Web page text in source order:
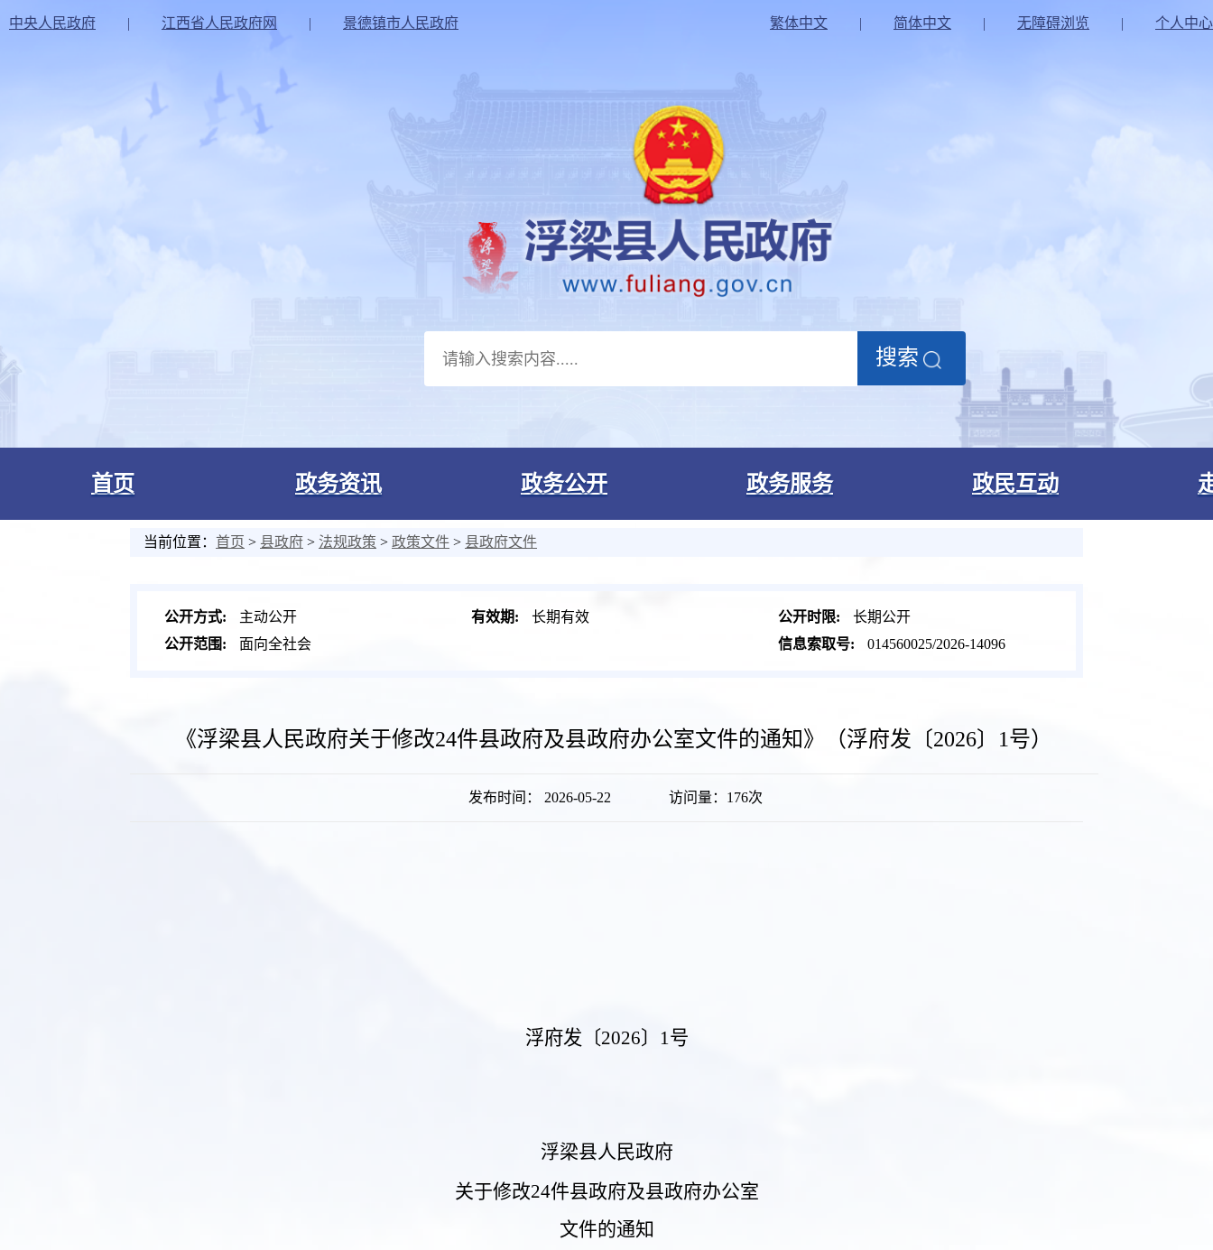
中央人民政府 | 江西省人民政府网 | 景德镇市人民政府 繁体中文 | 简体中文 | 无障碍浏览 | 个人中心
搜索
首页 政务资讯 政务公开 政务服务 政民互动
当前位置： 首页 > 县政府 > 法规政策 > 政策文件 > 县政府文件
公开方式: 主动公开 有效期: 长期有效 公开时限:
长期公开
公开范围:
面向全社会 信息索取号: 014560025/2026-14096
《浮梁县人民政府关于修改24件县政府及县政府办公室文件的通知》（浮府发〔2026〕1号）
发布时间： 2026-05-22 访问量： 176次
浮府发〔2026〕 1号
浮梁县人民政府
关于修改24件县政府及县政府办公室
文件的通知